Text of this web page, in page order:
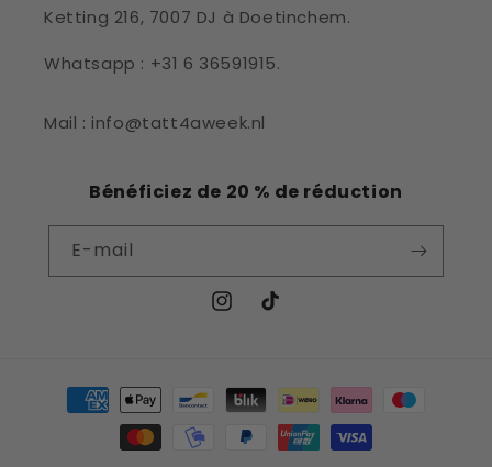
Ketting 216, 7007 DJ à Doetinchem.
Whatsapp : +31 6 36591915.
Mail : info@tatt4aweek.nl
Bénéficiez de 20 % de réduction
E-mail
Instagram
TikTok
Moyens
paiement